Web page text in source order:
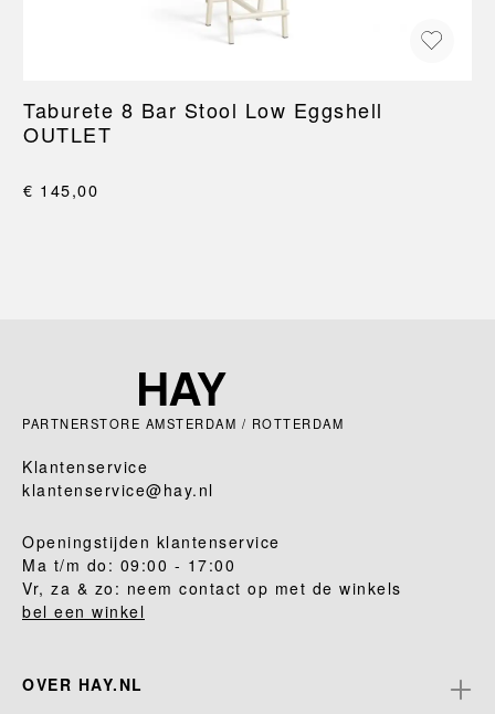
Taburete 8 Bar Stool Low Eggshell
OUTLET
€ 145,00
PARTNERSTORE AMSTERDAM / ROTTERDAM
Klantenservice
klantenservice@hay.nl
Openingstijden klantenservice
Ma t/m do: 09:00 - 17:00
Vr, za & zo: neem contact op met de winkels
bel een winkel
OVER HAY.NL